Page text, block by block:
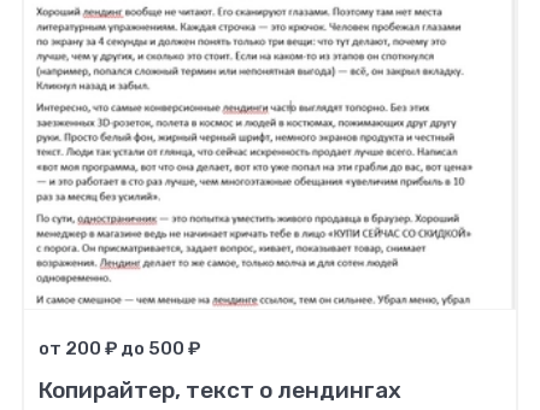
от 200 ₽ до 500 ₽
Копирайтер, текст о лендингах